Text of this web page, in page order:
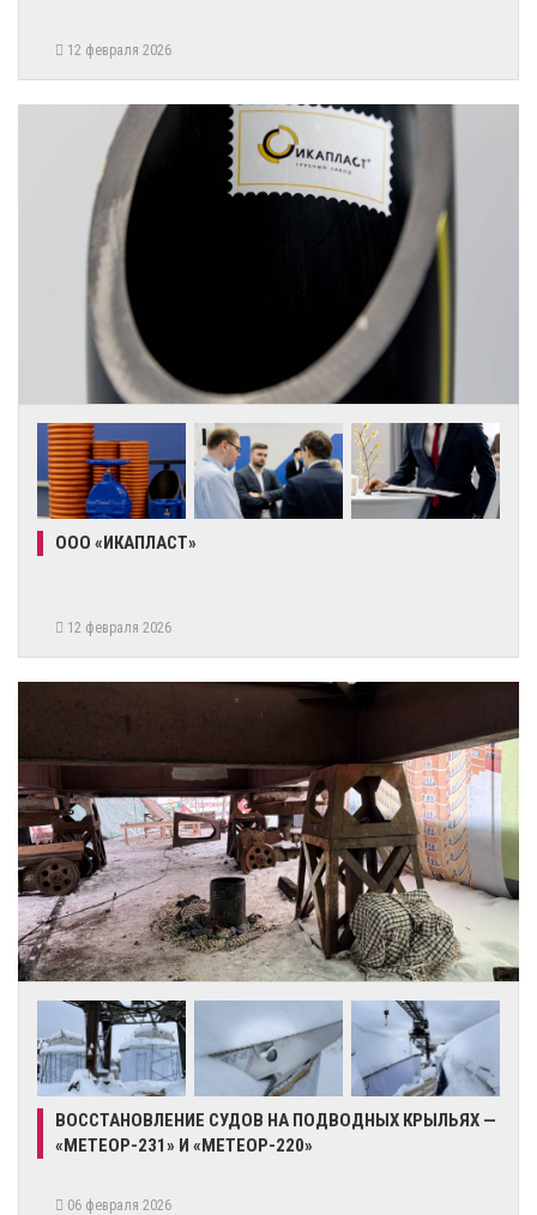
12 февраля 2026
ООО «ИКАПЛАСТ»
12 февраля 2026
ВОССТАНОВЛЕНИЕ СУДОВ НА ПОДВОДНЫХ КРЫЛЬЯХ —
«МЕТЕОР-231» И «МЕТЕОР-220»
06 февраля 2026